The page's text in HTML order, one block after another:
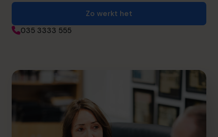
Zo werkt het
035 3333 555